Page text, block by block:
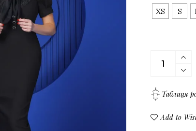
Всі товари
Костюми
Сукні
Верх
Верх
Низ
XS S
Чорна
Таблиця
Add to